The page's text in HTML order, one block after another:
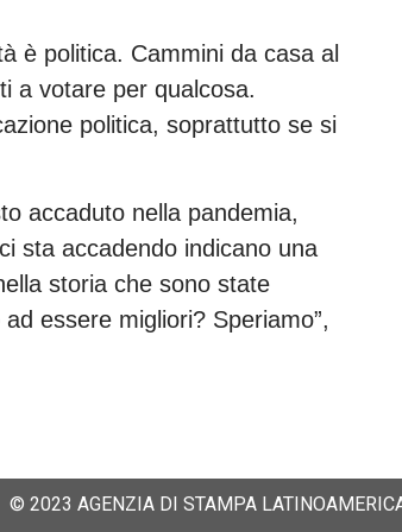
è politica. Cammini da casa al
a votare per qualcosa.
politica, soprattutto se si
accaduto nella pandemia,
sta accadendo indicano una
storia che sono state
essere migliori? Speriamo”,
© 2023 AGENZIA DI STAMPA